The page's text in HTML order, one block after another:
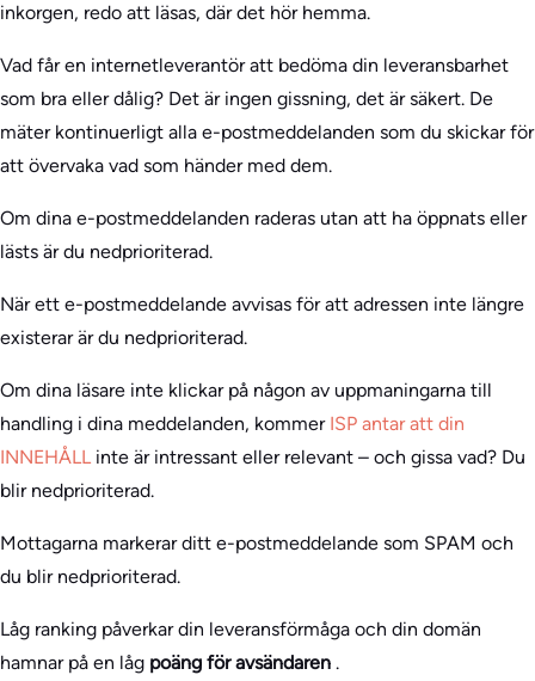
inkorgen, redo att läsas, där det hör hemma.
Vad får en internetleverantör att bedöma din leveransbarhet
som bra eller dålig? Det är ingen gissning, det är säkert. De
mäter kontinuerligt alla e-postmeddelanden som du skickar för
att övervaka vad som händer med dem.
Om dina e-postmeddelanden raderas utan att ha öppnats eller
lästs är du nedprioriterad.
När ett e-postmeddelande avvisas för att adressen inte längre
existerar är du nedprioriterad.
Om dina läsare inte klickar på någon av uppmaningarna till
handling i dina meddelanden, kommer ISP antar att din
INNEHÅLL inte är intressant eller relevant – och gissa vad? Du
blir nedprioriterad.
Mottagarna markerar ditt e-postmeddelande som SPAM och
du blir nedprioriterad.
Låg ranking påverkar din leveransförmåga och din domän
hamnar på en låg poäng för avsändaren .